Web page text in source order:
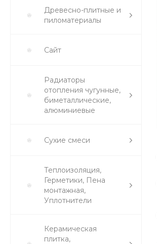
Древесно-плитные и
пиломатериалы
Сайт
Радиаторы
отопления чугунные,
биметаллические,
алюминиевые
Сухие смеси
Теплоизоляция,
Герметики, Пена
монтажная,
Уплотнители
Керамическая
плитка,